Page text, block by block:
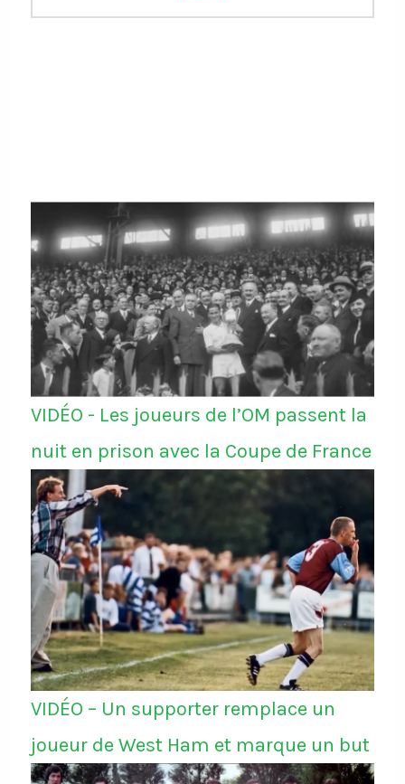
VIDÉO - Les joueurs de l’OM passent la
nuit en prison avec la Coupe de France
VIDÉO – Un supporter remplace un
joueur de West Ham et marque un but